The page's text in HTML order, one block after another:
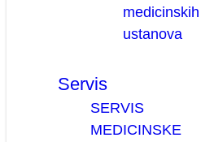
medicinskih
ustanova
Servis
SERVIS
MEDICINSKE